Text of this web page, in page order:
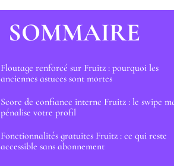
SOMMAIRE
Floutage renforcé sur Fruitz : pourquoi les
anciennes astuces sont mortes
Score de confiance interne Fruitz : le swipe
pénalise votre profil
Fonctionnalités gratuites Fruitz : ce qui reste
accessible sans abonnement